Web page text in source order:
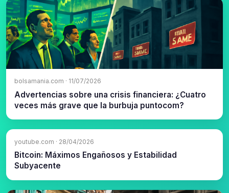
bolsamania.com · 11/07/2026
Advertencias sobre una crisis financiera: ¿Cuatro
veces más grave que la burbuja puntocom?
youtube.com · 28/04/2026
Bitcoin: Máximos Engañosos y Estabilidad
Subyacente